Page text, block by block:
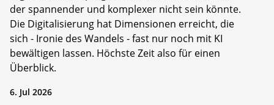
der spannender und komplexer nicht sein könnte.
Die Digitalisierung hat Dimensionen erreicht, die
sich - Ironie des Wandels - fast nur noch mit KI
bewältigen lassen. Höchste Zeit also für einen
Überblick.
6. Jul 2026